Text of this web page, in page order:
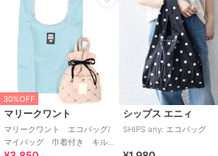
30%OFF
マリークワント
マリークワント エコバッグ/
マイバッグ 巾着付き キル
シップス エニィ
SHIPS any: エコバッグ